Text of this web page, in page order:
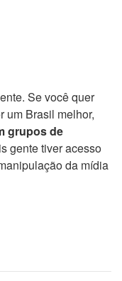
Se você quer
um Brasil melhor,
grupos de
gente tiver acesso
da mídia